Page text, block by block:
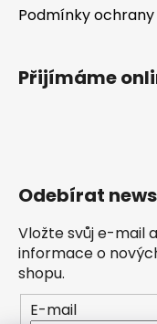
Podmínky
Přijímáme
Odebírat
Vložte svůj e-mail
informace o
shopu.
E-mail